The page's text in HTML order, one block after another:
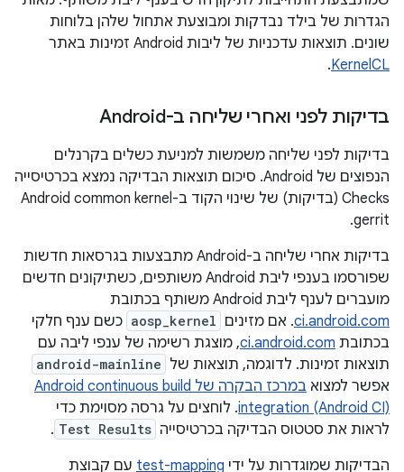
הגדרות של בילד נבדקות ומבוצעת אתחול שלהן בלוחות
שונים. תוצאות עדכניות של ליבות Android זמינות באתר
KernelCL
.
בדיקות לפני ואחרי שליחה ב-Android
בדיקות לפני שליחה משמשות למניעת כשלים בקרנלים
הנפוצים של Android. סיכום תוצאות הבדיקה נמצא בכרטיסייה
Checks (בדיקות) של שינוי הקוד ב-Android common kernel
gerrit.
בדיקות אחרי שליחה ב-Android מתבצעות בגרסאות חדשות
שפורסמו בענפי ליבת Android משותפים, כשתיקונים חדשים
מועברים לענף ליבת Android משותף בכתובת
ci.android.com. אם מזינים aosp_kernel כשם ענף חלקי
בכתובת ci.android.com, מוצגת רשימה של ענפי ליבה עם
תוצאות זמינות. לדוגמה, תוצאות של android-mainline
אפשר למצוא
במרכז הבקרה של Android continuous build
integration (Android CI). לוחצים על גרסה מסוימת כדי
לראות את סטטוס הבדיקה בכרטיסייה Test Results
.
הבדיקות שמוגדרות על ידי test-mapping עם קבוצת